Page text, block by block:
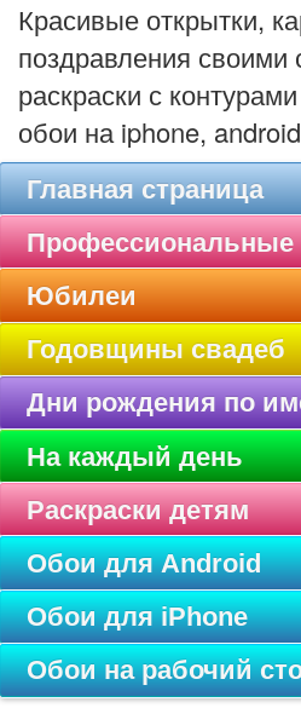
Красивые открытки,
поздравления
раскраски с
обои на iphone,
Главная страница
Профессиональные
Юбилеи
Годовщины свадеб
Дни рождения по
На каждый день
Раскраски детям
Обои для Android
Обои для iPhone
Обои на рабочий